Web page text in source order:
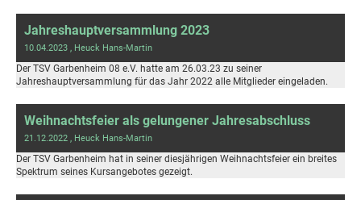
Jahreshauptversammlung 2023
10.04.2023 , Heuck Hans-Martin
Der TSV Garbenheim 08 e.V. hatte am 26.03.23 zu seiner
Jahreshauptversammlung für das Jahr 2022 alle Mitglieder eingeladen.
Weihnachtsfeier als gelungener Jahresabschluss
21.12.2022 , Heuck Hans-Martin
Der TSV Garbenheim hat in seiner diesjährigen Weihnachtsfeier ein breites
Spektrum seines Kursangebotes gezeigt.